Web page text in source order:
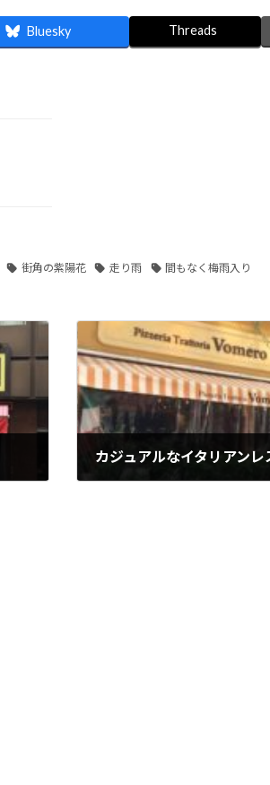
Bluesky Threads
街角の紫陽花 走り雨 間もなく梅雨入り